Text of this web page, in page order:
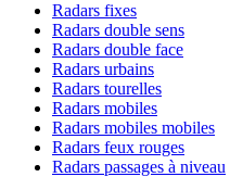
Radars fixes
Radars double sens
Radars double face
Radars urbains
Radars tourelles
Radars mobiles
Radars mobiles mobiles
Radars feux rouges
Radars passages à niveau